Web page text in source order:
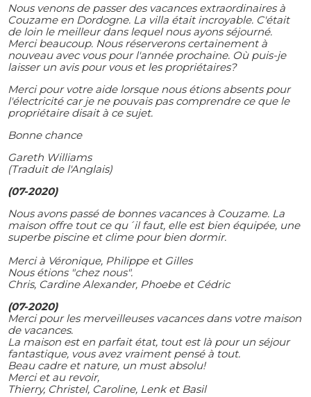
Nous venons de passer des vacances extraordinaires à
Couzame en Dordogne. La villa était incroyable. C'était
de loin le meilleur dans lequel nous ayons séjourné.
Merci beaucoup. Nous réserverons certainement à
nouveau avec vous pour l'année prochaine. Où puis-je
laisser un avis pour vous et les propriétaires?
Merci pour votre aide lorsque nous étions absents pour
l'électricité car je ne pouvais pas comprendre ce que le
propriétaire disait à ce sujet.
Bonne chance
Gareth Williams
(Traduit de l'Anglais)
(07-2020)
Nous avons passé de bonnes vacances à Couzame. La
maison offre tout ce qu´il faut, elle est bien équipée, une
superbe piscine et clime pour bien dormir.
Merci à Véronique, Philippe et Gilles
Nous étions "chez nous".
Chris, Cardine Alexander, Phoebe et Cédric
(07-2020)
Merci pour les merveilleuses vacances dans votre maison
de vacances.
La maison est en parfait état, tout est là pour un séjour
fantastique, vous avez vraiment pensé à tout.
Beau cadre et nature, un must absolu!
Merci et au revoir,
Thierry, Christel, Caroline, Lenk et Basil